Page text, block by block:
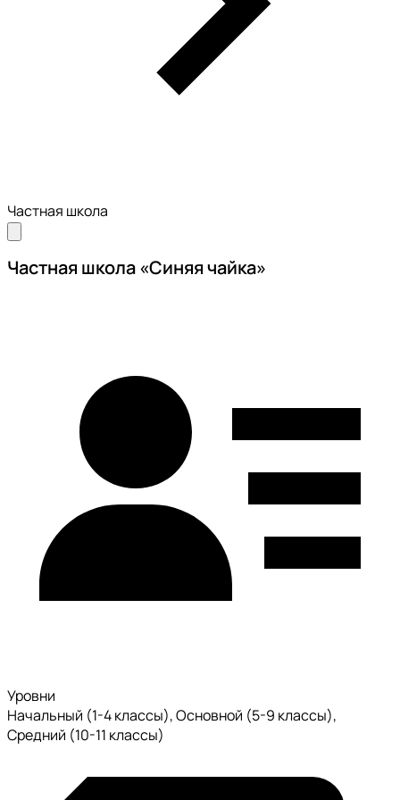
Частная школа
Частная школа «Синяя чайка»
Уровни
Начальный (1-4 классы), Основной (5-9 классы),
Средний (10-11 классы)